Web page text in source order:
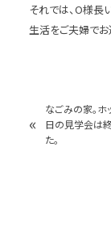
それでは、O様長
生活をご夫婦でお
«
なごみの家。
日の見学会は
た。